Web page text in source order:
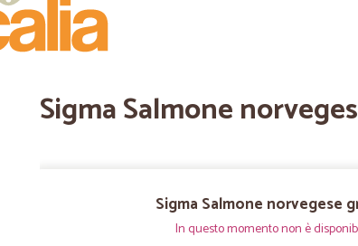
Sigma Salmone
Sigma Salmone norvegese
In questo momento non è